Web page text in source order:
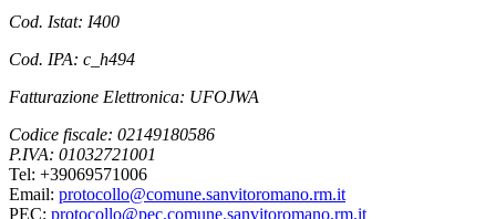
Cod. Istat: I400
Cod. IPA: c_h494
Fatturazione Elettronica: UFOJWA
Codice fiscale: 02149180586
P.IVA: 01032721001
Tel: +39069571006
Email: protocollo@comune.sanvitoromano.rm.it
PEC: protocollo@pec.comune.sanvitoromano.rm.it